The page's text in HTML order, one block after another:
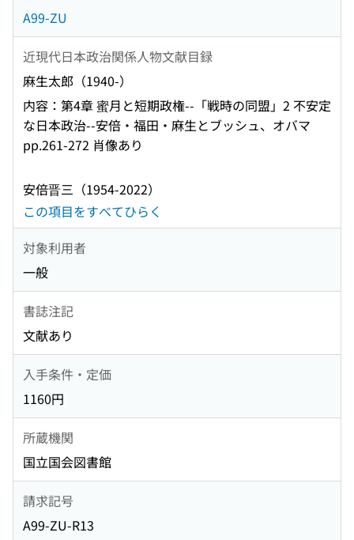
A99-ZU
近現代日本政治関係人物文献目録
麻生太郎（1940-）
内容：第4章 蜜月と短期政権--「戦時の同盟」2 不安定
な日本政治--安倍・福田・麻生とブッシュ、オバマ
pp.261-272 肖像あり
安倍晋三（1954-2022）
この項目をすべてひらく
対象利用者
一般
書誌注記
文献あり
入手条件・定価
1160円
所蔵機関
国立国会図書館
請求記号
A99-ZU-R13